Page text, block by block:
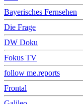
Bayerisches Fernsehen
Die Frage
DW Doku
Fokus TV
follow me.reports
Frontal